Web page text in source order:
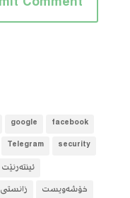
facebook
google
security
Telegram
ئینتەرنێت
خۆشەویست
زانستی